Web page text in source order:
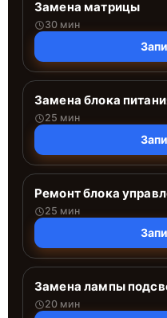
Замена матрицы
30 мин
Замена блока
25 мин
Ремонт блока
25 мин
Замена лампы
20 мин